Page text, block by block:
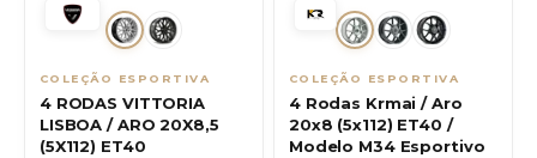
COLEÇÃO ESPORTIVA
4 RODAS VITTORIA
LISBOA / ARO 20X8,5
(5X112) ET40
COLEÇÃO ESPORTIVA
4 Rodas Krmai / Aro
20x8 (5x112) ET40 /
Modelo M34 Esportivo